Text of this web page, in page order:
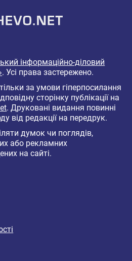
інформаційно-діловий
. Усі права застережено.
за умови гіперпосилання
сторінку публікації на
. Друковані видання повинні
від редакції на передрук.
думок чи поглядів,
або рекламних
на сайті.